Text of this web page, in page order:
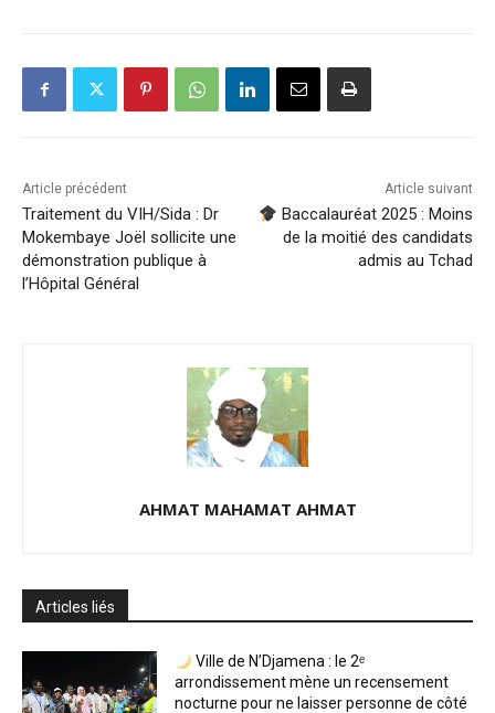
Article précédent
Traitement du VIH/Sida : Dr
Mokembaye Joël sollicite une
démonstration publique à
l’Hôpital Général
Article suivant
Baccalauréat 2025 : Moins
de la moitié des candidats
admis au Tchad
AHMAT MAHAMAT AHMAT
Articles liés
Ville de N’Djamena : le 2ᵉ
arrondissement mène un recensement
nocturne pour ne laisser personne de côté